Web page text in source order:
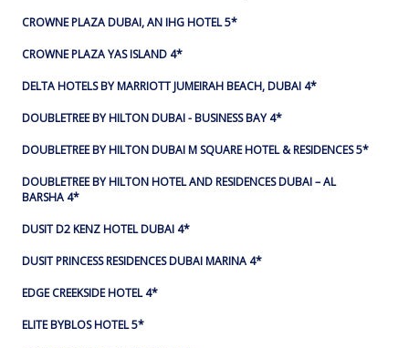
CROWNE PLAZA DUBAI, AN IHG HOTEL 5*
CROWNE PLAZA YAS ISLAND 4*
DELTA HOTELS BY MARRIOTT JUMEIRAH BEACH, DUBAI 4*
DOUBLETREE BY HILTON DUBAI - BUSINESS BAY 4*
DOUBLETREE BY HILTON DUBAI M SQUARE HOTEL & RESIDENCES 5*
DOUBLETREE BY HILTON HOTEL AND RESIDENCES DUBAI – AL
BARSHA 4*
DUSIT D2 KENZ HOTEL DUBAI 4*
DUSIT PRINCESS RESIDENCES DUBAI MARINA 4*
EDGE CREEKSIDE HOTEL 4*
ELITE BYBLOS HOTEL 5*